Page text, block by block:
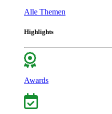
Alle Themen
Highlights
Awards